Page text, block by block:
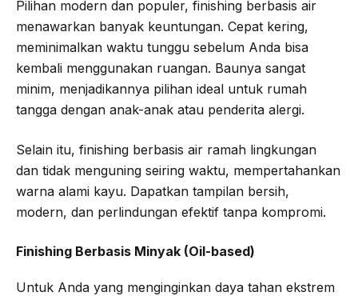
Pilihan modern dan populer, finishing berbasis air
menawarkan banyak keuntungan. Cepat kering,
meminimalkan waktu tunggu sebelum Anda bisa
kembali menggunakan ruangan. Baunya sangat
minim, menjadikannya pilihan ideal untuk rumah
tangga dengan anak-anak atau penderita alergi.
Selain itu, finishing berbasis air ramah lingkungan
dan tidak menguning seiring waktu, mempertahankan
warna alami kayu. Dapatkan tampilan bersih,
modern, dan perlindungan efektif tanpa kompromi.
Finishing Berbasis Minyak (Oil-based)
Untuk Anda yang menginginkan daya tahan ekstrem